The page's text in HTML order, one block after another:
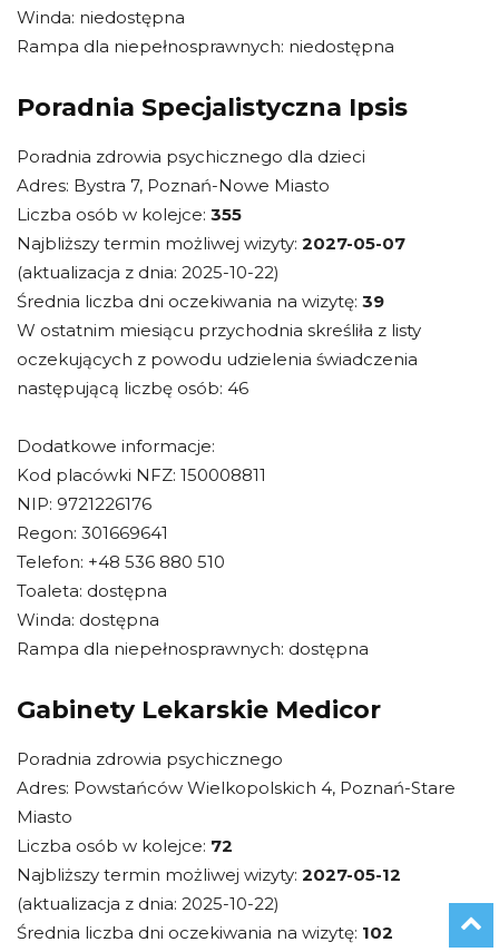
Winda: niedostępna
Rampa dla niepełnosprawnych: niedostępna
Poradnia Specjalistyczna Ipsis
Poradnia zdrowia psychicznego dla dzieci
Adres: Bystra 7, Poznań-Nowe Miasto
Liczba osób w kolejce: 355
Najbliższy termin możliwej wizyty: 2027-05-07
(aktualizacja z dnia: 2025-10-22)
Średnia liczba dni oczekiwania na wizytę: 39
W ostatnim miesiącu przychodnia skreśliła z listy
oczekujących z powodu udzielenia świadczenia
następującą liczbę osób: 46
Dodatkowe informacje:
Kod placówki NFZ: 150008811
NIP: 9721226176
Regon: 301669641
Telefon: +48 536 880 510
Toaleta: dostępna
Winda: dostępna
Rampa dla niepełnosprawnych: dostępna
Gabinety Lekarskie Medicor
Poradnia zdrowia psychicznego
Adres: Powstańców Wielkopolskich 4, Poznań-Stare
Miasto
Liczba osób w kolejce: 72
Najbliższy termin możliwej wizyty: 2027-05-12
(aktualizacja z dnia: 2025-10-22)
Średnia liczba dni oczekiwania na wizytę: 102